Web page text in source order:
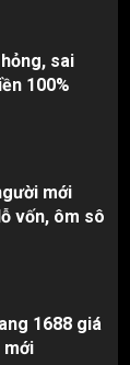
sai
100%
mới
vốn, ôm sô
1688 giá
mới